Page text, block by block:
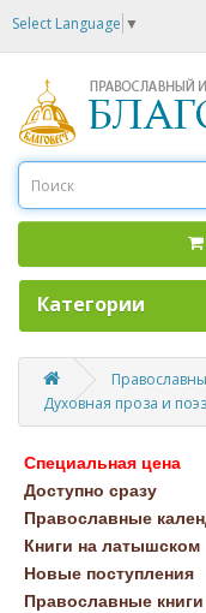
Select Language ▼
Категории
Духовная проза и
Специальная цена
Доступно сразу
Православные
Книги на латышском
Новые поступления
Православные книги